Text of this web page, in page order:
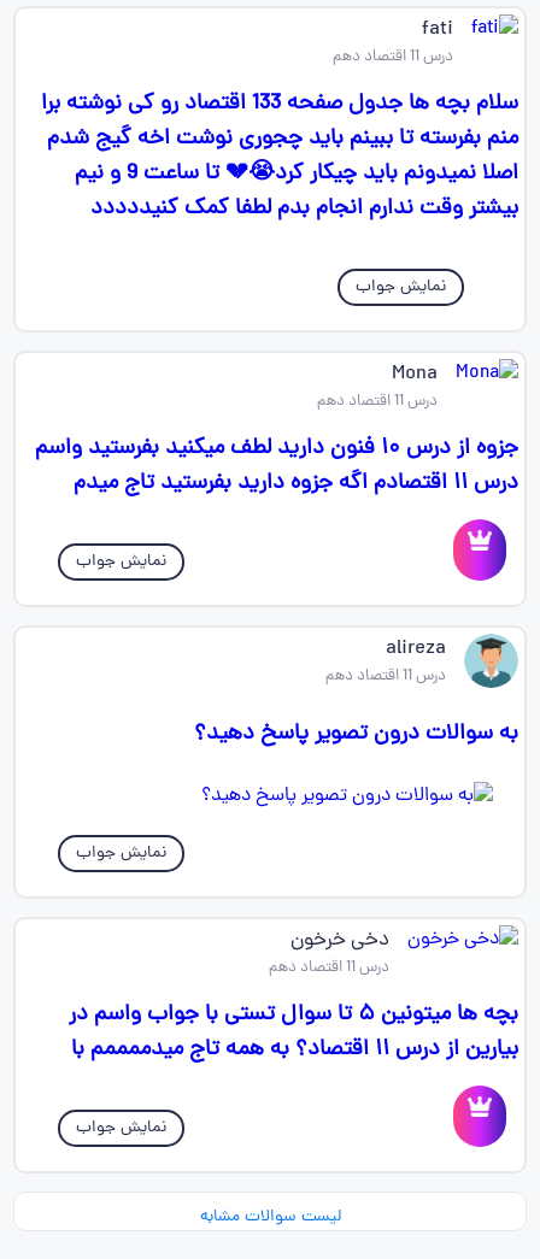
fati
درس 11 اقتصاد دهم
سلام بچه ها جدول صفحه 133 اقتصاد رو کی نوشته برا
منم بفرسته تا ببینم باید چجوری نوشت اخه گیج شدم
اصلا نمیدونم باید چیکار کرد😭💔 تا ساعت 9 و نیم
بیشتر وقت ندارم انجام بدم لطفا کمک کنیددددد
نمایش جواب
Mona
درس 11 اقتصاد دهم
جزوه از درس ۱۰ فنون دارید لطف میکنید بفرستید واسم
درس ۱۱ اقتصادم اگه جزوه دارید بفرستید تاج میدم
نمایش جواب
alireza
درس 11 اقتصاد دهم
به سوالات درون تصویر پاسخ دهید؟
نمایش جواب
دخی خرخون
درس 11 اقتصاد دهم
بچه ها میتونین ۵ تا سوال تستی با جواب واسم در
بیارین از درس ۱۱ اقتصاد؟ به همه تاج میدممممم با
نمایش جواب
لیست سوالات مشابه